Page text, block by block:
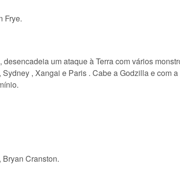
Frye.
um ataque à Terra com vários
, Xangai e Paris . Cabe a Godzilla e com
Cranston.